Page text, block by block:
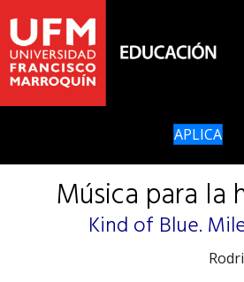
APLICA
Música para la
Kind of Blue.